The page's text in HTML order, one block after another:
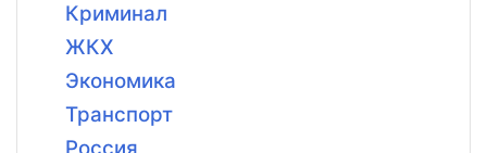
Криминал
ЖКХ
Экономика
Транспорт